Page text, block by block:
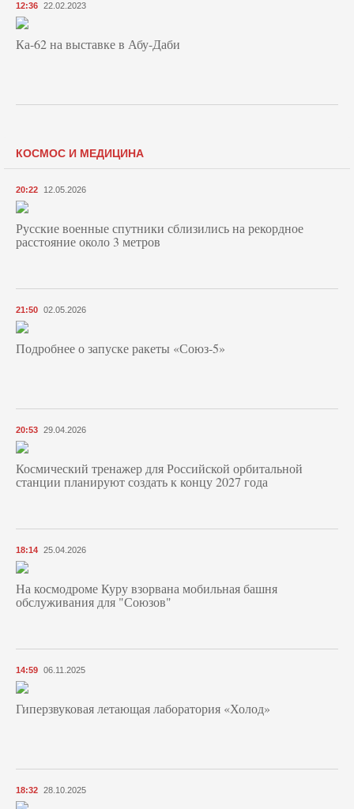
12:36 22.02.2023
Ка-62 на выставке в Абу-Даби
КОСМОС И МЕДИЦИНА
20:22 12.05.2026
Русские военные спутники сблизились на рекордное
расстояние около 3 метров
21:50 02.05.2026
Подробнее о запуске ракеты «Союз‑5»
20:53 29.04.2026
Космический тренажер для Российской орбитальной
станции планируют создать к концу 2027 года
18:14 25.04.2026
На космодроме Куру взорвана мобильная башня
обслуживания для "Союзов"
14:59 06.11.2025
Гиперзвуковая летающая лаборатория «Холод»
18:32 28.10.2025